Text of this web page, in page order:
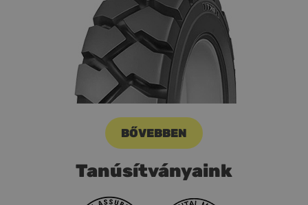
BŐVEBBEN
Tanúsítványaink